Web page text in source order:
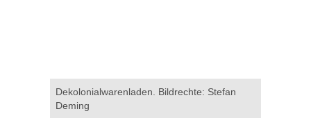
Dekolonialwarenladen. Bildrechte: Stefan
Deming